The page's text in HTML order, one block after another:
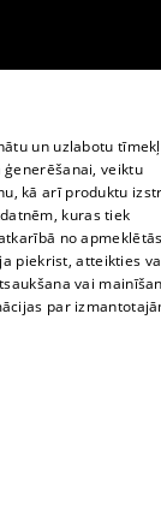
un uzlabotu
veiktu
kā arī produktu
kuras tiek
no
piekrist, atteikties
vai
par